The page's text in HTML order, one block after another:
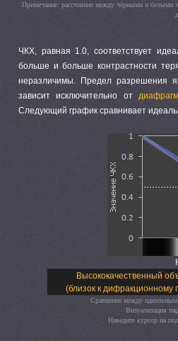
Примечание: расстояние между чёрными и белыми
ЧКХ, равная 1.0, соответствует
больше и больше контрастности
неразличимы. Предел разрешения
зависит исключительно от
Следующий график сравнивает
Высококачественный
(близок к дифракционному
Сравнение между
Визуализация
Наведите курсор на